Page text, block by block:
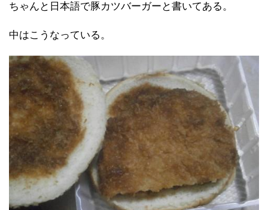
ちゃんと日本語で豚カツバーガーと書いてある。
中はこうなっている。